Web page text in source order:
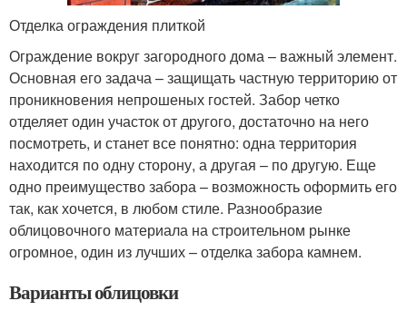
Отделка ограждения плиткой
Ограждение вокруг загородного дома – важный элемент.
Основная его задача – защищать частную территорию от
проникновения непрошеных гостей. Забор четко
отделяет один участок от другого, достаточно на него
посмотреть, и станет все понятно: одна территория
находится по одну сторону, а другая – по другую. Еще
одно преимущество забора – возможность оформить его
так, как хочется, в любом стиле. Разнообразие
облицовочного материала на строительном рынке
огромное, один из лучших – отделка забора камнем.
Варианты облицовки